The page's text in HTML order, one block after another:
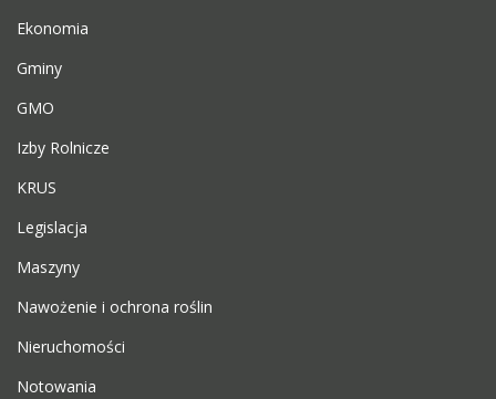
Ekonomia
Gminy
GMO
Izby Rolnicze
KRUS
Legislacja
Maszyny
Nawożenie i ochrona roślin
Nieruchomości
Notowania